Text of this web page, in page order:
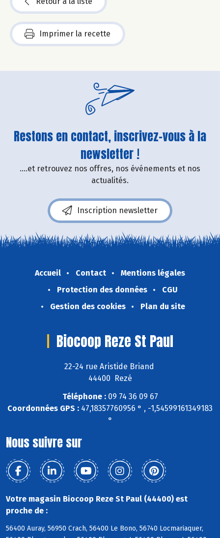
Imprimer la recette
Restons en contact, inscrivez-vous à la
newsletter !
....et retrouvez nos offres, nos événements et nos
actualités.
Inscription newsletter
Accueil Contact
Mentions légales
Protection des données
CGU
Gestion des cookies
Plan du site
Biocoop Reze St Paul
22-24 rue Aristide Briand
44400 Rezé
Téléphone :09 74 36 09 67
Coordonnées GPS : 47,18357760956 ° , -1,54599161349183
°
Nous suivre sur
Votre magasin Biocoop Reze St Paul (44400) est
proche de :
56400 Auray, 56950 Crach, 56400 Le Bono, 56740 Locmariaquer,